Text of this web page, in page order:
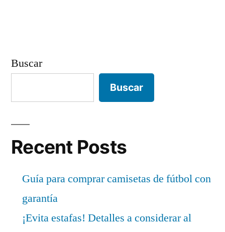
Buscar
Buscar
Recent Posts
Guía para comprar camisetas de fútbol con
garantía
¡Evita estafas! Detalles a considerar al